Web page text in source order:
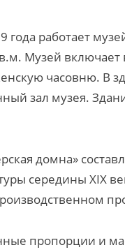
года работает
Музей включает
часовню. В
зал музея.
домна»
середины XIX
пропорции и